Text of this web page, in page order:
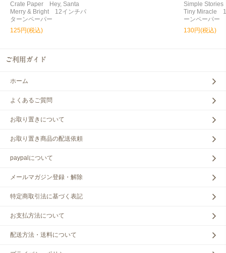
Crate Paper Hey, Santa
Merry & Bright 12インチパ
ターンペーパー
125円(税込)
Simple
Tiny Miracle
ーンペーパー
130円(税込)
ホーム
よくあるご質問
お取り置きについて
お取り置き商品の配送依頼
paypalについて
メールマガジン登録・解除
特定商取引法に基づく表記
お支払方法について
配送方法・送料について